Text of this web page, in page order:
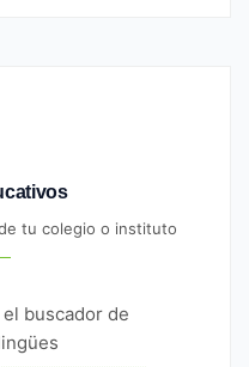
tu colegio o instituto
buscador de